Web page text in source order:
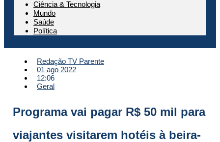
Ciência & Tecnologia
Mundo
Saúde
Política
Redação TV Parente
01 ago 2022
12:06
Geral
Programa vai pagar R$ 50 mil para
viajantes visitarem hotéis à beira-